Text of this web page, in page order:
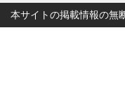
本サイトの掲載情報の無